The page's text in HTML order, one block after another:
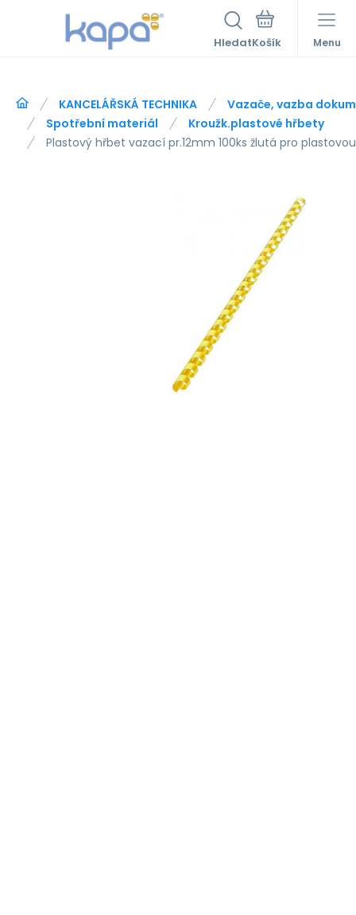
Hledat Menu
KANCELÁŘSKÁ TECHNIKA
Vazače, vazba
Spotřební materiál
Kroužk.plastové hřbety
Plastový hřbet vazací pr.12mm 100ks žlutá pro